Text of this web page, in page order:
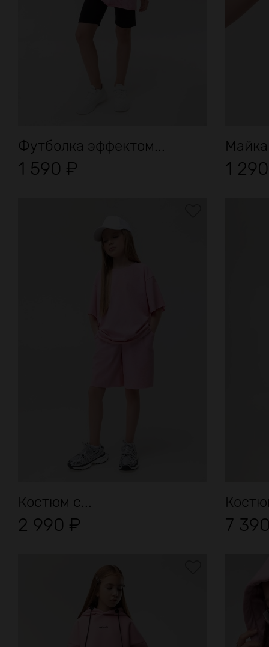
Футболка эффектом...
1 590 ₽ 1
Костюм с...
2 990 ₽ 7